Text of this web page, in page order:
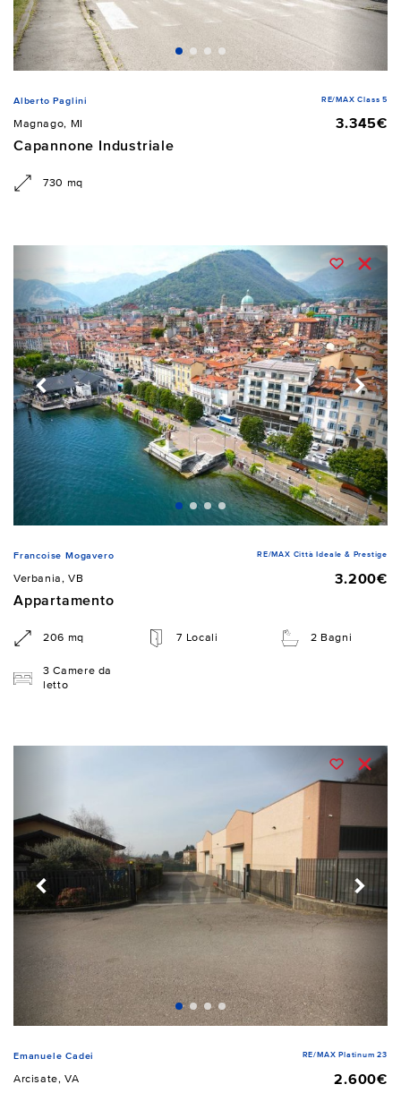
Alberto Paglini RE/MAX Class 5
Magnago, MI
3.345€
Capannone Industriale
730 mq
Francoise Mogavero RE/MAX Città Ideale & Prestige
Verbania, VB
3.200€
Appartamento
206 mq 7 Locali 2 Bagni
3 Camere da
letto
Emanuele Cadei RE/MAX Platinum 23
Arcisate, VA 2.600€